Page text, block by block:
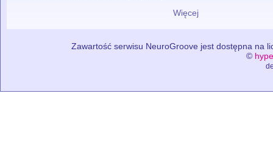
Więcej
Zawartość serwisu NeuroGroove jest dostępna na
©